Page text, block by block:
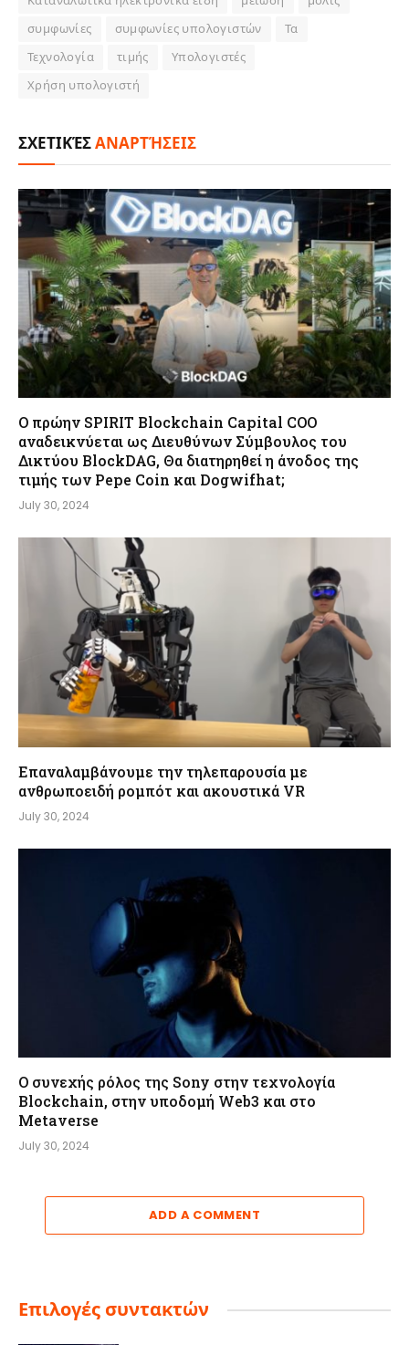
συμφωνίες
συμφωνίες υπολογιστών
Τα
Τεχνολογία
τιμής
Υπολογιστές
Χρήση υπολογιστή
ΣΧΕΤΙΚΈΣΑΝΑΡΤΉΣΕΙΣ
Ο πρώην SPIRIT Blockchain Capital COO
αναδεικνύεται ως Διευθύνων Σύμβουλος του
Δικτύου BlockDAG, Θα διατηρηθεί η άνοδος της
τιμής των Pepe Coin και Dogwifhat;
July 30, 2024
Επαναλαμβάνουμε την τηλεπαρουσία με
ανθρωποειδή ρομπότ και ακουστικά VR
July 30, 2024
Ο συνεχής ρόλος της Sony στην τεχνολογία
Blockchain, στην υποδομή Web3 και στο
Metaverse
July 30, 2024
ADD A COMMENT
Επιλογές συντακτών